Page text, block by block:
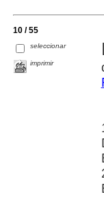
10 / 55
seleccionar
imprimir